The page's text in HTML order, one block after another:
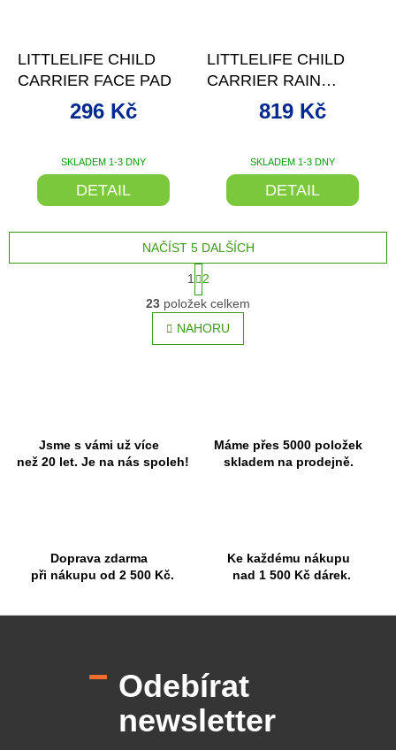
LITTLELIFE CHILD
CARRIER FACE PAD
SKLADEM 1-3 DNY
296 Kč
DETAIL
LITTLELIFE CHILD
CARRIER RAIN
COVER
SKLADEM 1-3 DNY
819 Kč
DETAIL
O
v
l
á
NAČÍST 5 DALŠÍCH
t
r
á
n
k
1
2
23 položek celkem
NAHORU
Jsme s vámi už více
než 20 let. Je na nás spoleh!
Máme přes 5000 položek
skladem na prodejně.
Doprava zdarma
při nákupu od 2 500 Kč.
Ke každému nákupu
nad 1 500 Kč dárek.
Odebírat
newsletter